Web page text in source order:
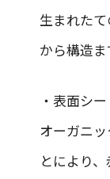
生まれた
から構造ま
・表面シ
オーガニ
とにより